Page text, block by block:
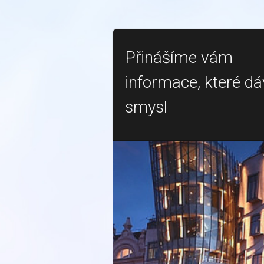
Přinášíme vám
informace, které
smysl